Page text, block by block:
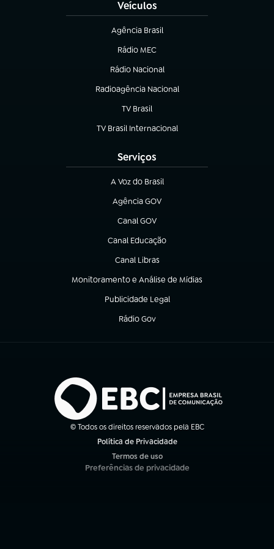
Veículos
Agência Brasil
(abre em nova aba)
Rádio MEC
(abre em nova aba)
Rádio Nacional
Radioagência Nacional
(abre em nova aba)
TV Brasil
(abre em nova aba)
TV Brasil Internacional
(abre em nova aba)
Serviços
A Voz do Brasil
(abre em nova aba)
Agência GOV
(abre em nova aba)
Canal GOV
(abre em nova aba)
Canal Educação
(abre em nova aba)
Canal Libras
(abre em nova aba)
Monitoramento e Análise de Mídias
(abre em nova aba)
Publicidade Legal
(abre em nova aba)
Rádio Gov
(abre em nova aba)
© Todos os direitos reservados pela EBC
Política de Privacidade
Termos de uso
(abre em nova aba)
Preferências de privacidade